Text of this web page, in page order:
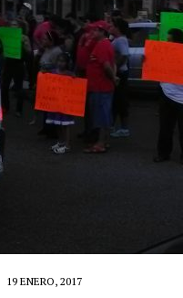
19 ENERO, 2017